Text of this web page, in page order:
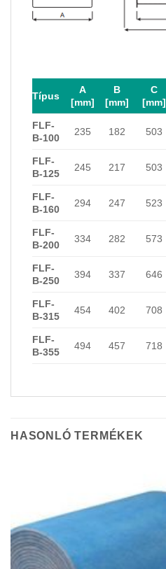
FLF-
B-100
235 182 503
FLF-
B-125
245 217 503
FLF-
B-160
294 247 523
FLF-
B-200
334 282 573
FLF-
B-250
394 337 646
FLF-
B-315
454 402 708
FLF-
B-355
494 457 718
Típus
A
[mm]
B
[mm]
C
[mm]
HASONLÓ TERMÉKEK